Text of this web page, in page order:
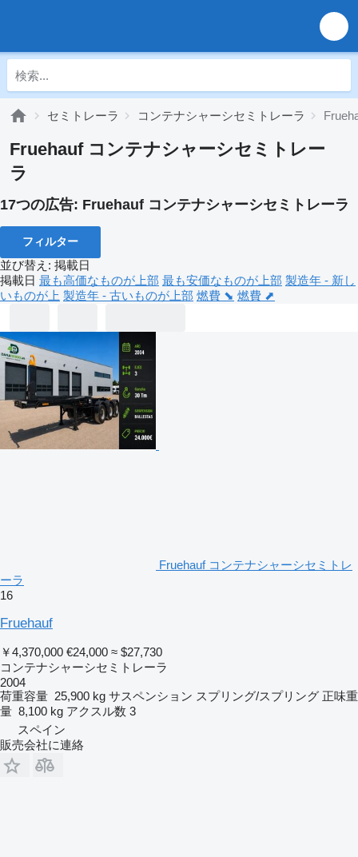
セミトレーラ コンテナシャーシセミトレーラ
Fruehauf コンテナシャーシセミトレー
ラ
17つの広告: Fruehauf コンテナシャーシセミトレーラ
フィルター
並び替え : 掲載日
掲載日 最も高価なものが上部 最も安価なものが上部 製造年 - 新し
いものが上 製造年 - 古いものが上部 燃費 ⬊ 燃費 ⬈
Fruehauf コンテナシャーシセミトレ
ーラ
16
Fruehauf
￥4,370,000 €24,000 ≈ $27,730
コンテナシャーシセミトレーラ
2004
荷重容量 25,900 kg サスペンション スプリング/スプリング 正味重
量 8,100 kg アクスル数 3
スペイン
販売会社に連絡